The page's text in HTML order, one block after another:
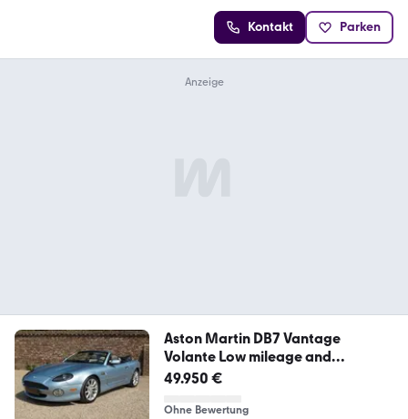
Kontakt Parken
Aston Martin DB7 Vantage
Volante Low mileage and
cherished ex
49.950 €
Ohne Bewertung